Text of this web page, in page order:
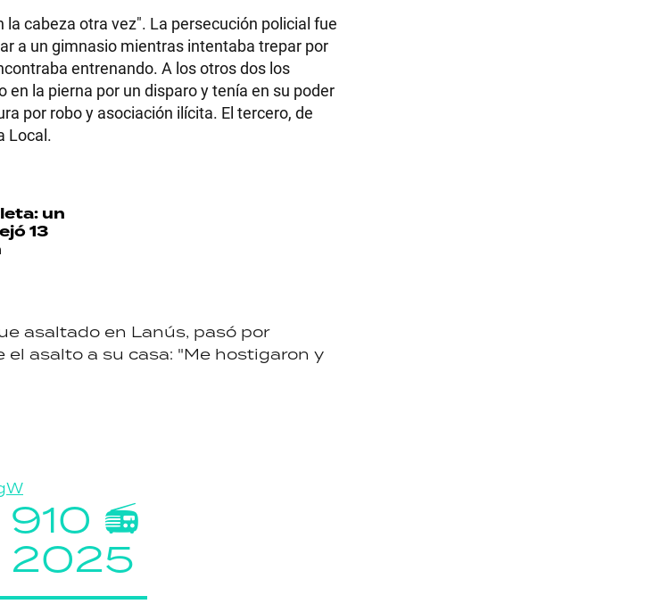
cabeza otra vez". La persecución policial fue
a un gimnasio mientras intentaba trepar por
entrenando. A los otros dos los
la pierna por un disparo y tenía en su poder
por robo y asociación ilícita. El tercero, de
Local.
un
13
asaltado en Lanús, pasó por
el asalto a su casa: "Me hostigaron y
📻
2025
RECETAS
HORÓSCOPO